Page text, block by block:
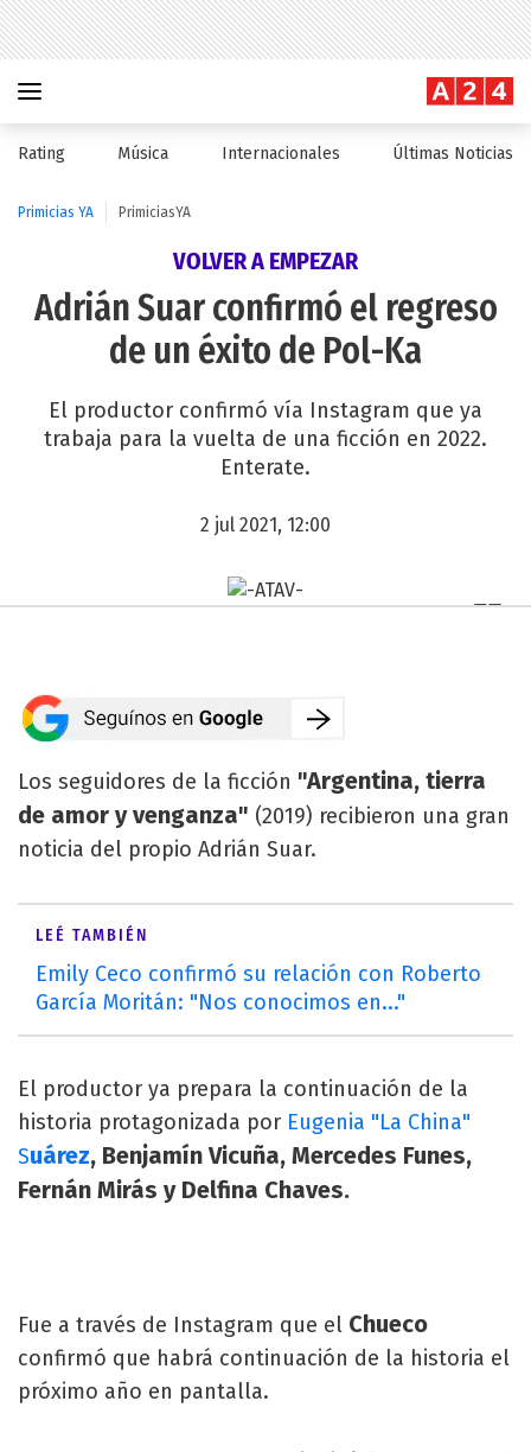
Rating Música Internacionales Últimas Noticias
Primicias YA PrimiciasYA
VOLVER A EMPEZAR
Adrián Suar confirmó el regreso
de un éxito de Pol-Ka
El productor confirmó vía Instagram que ya
trabaja para la vuelta de una ficción en 2022.
Enterate.
2 jul 2021, 12:00
Los seguidores de la ficción "Argentina, tierra
de amor y venganza" (2019) recibieron una gran
noticia del propio Adrián Suar.
LEÉ TAMBIÉN
Emily Ceco confirmó su relación con Roberto
García Moritán: "Nos conocimos en..."
El productor ya prepara la continuación de la
historia protagonizada por Eugenia "La China"
Suárez, Benjamín Vicuña, Mercedes Funes,
Fernán Mirás y Delfina Chaves.
Fue a través de Instagram que el Chueco
confirmó que habrá continuación de la historia el
próximo año en pantalla.